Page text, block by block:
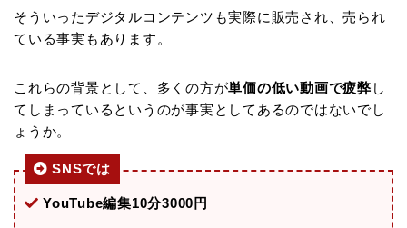
そういったデジタルコンテンツも実際に販売され、売られ
ている事実もあります。
これらの背景として、多くの方が単価の低い動画で疲弊 し
てしまっているというのが事実としてあるのではないでし
ょうか。
SNSでは
YouTube編集10分3000円